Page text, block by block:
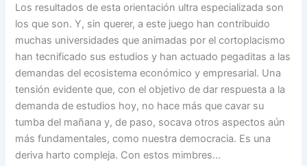
Los resultados de esta orientación ultra especializada son
los que son. Y, sin querer, a este juego han contribuido
muchas universidades que animadas por el cortoplacismo
han tecnificado sus estudios y han actuado pegaditas a las
demandas del ecosistema económico y empresarial. Una
tensión evidente que, con el objetivo de dar respuesta a la
demanda de estudios hoy, no hace más que cavar su
tumba del mañana y, de paso, socava otros aspectos aún
más fundamentales, como nuestra democracia. Es una
deriva harto compleja. Con estos mimbres…